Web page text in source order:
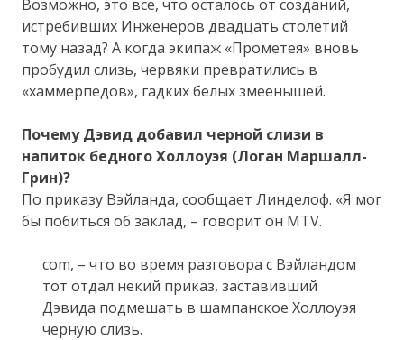
Возможно, это все, что осталось от созданий,
истребивших Инженеров двадцать столетий
тому назад? А когда экипаж «Прометея» вновь
пробудил слизь, червяки превратились в
«хаммерпедов», гадких белых змеенышей.
Почему Дэвид добавил черной слизи в
напиток бедного Холлоуэя (Логан Маршалл-
Грин)?
По приказу Вэйланда, сообщает Линделоф. «Я мог
бы побиться об заклад, – говорит он MTV.
com, – что во время разговора с Вэйландом
тот отдал некий приказ, заставивший
Дэвида подмешать в шампанское Холлоуэя
черную слизь.